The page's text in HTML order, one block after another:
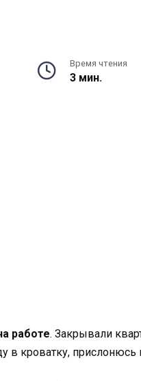
Время чтения
3 мин.
работе. Закрывали
в кроватку,